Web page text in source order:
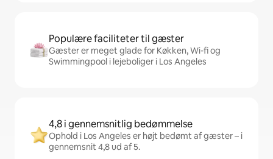
Populære faciliteter til gæster
Gæster er meget glade for Køkken, Wi-fi og
Swimmingpool i lejeboliger i Los Angeles
4,8 i gennemsnitlig bedømmelse
Ophold i Los Angeles er højt bedømt af gæster – i
gennemsnit 4,8 ud af 5.